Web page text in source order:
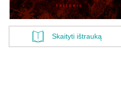
Skaityti ištrauką